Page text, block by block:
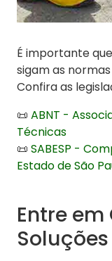
É importante
sigam as
Confira as
📜 ABNT -
Técnicas
📜 SABESP -
Estado de São
Entre
Soluções